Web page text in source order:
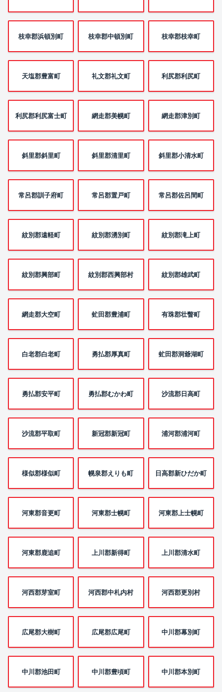
枝幸郡浜頓別町 枝幸郡中頓別町 枝幸郡枝幸町
天塩郡豊富町 礼文郡礼文町 利尻郡利尻町
利尻郡利尻富士町 網走郡美幌町 網走郡津別町
斜里郡斜里町 斜里郡清里町 斜里郡小清水町
常呂郡訓子府町 常呂郡置戸町 常呂郡佐呂間町
紋別郡遠軽町 紋別郡湧別町 紋別郡滝上町
紋別郡興部町 紋別郡西興部村 紋別郡雄武町
網走郡大空町 虻田郡豊浦町 有珠郡壮瞥町
白老郡白老町 勇払郡厚真町 虻田郡洞爺湖町
勇払郡安平町 勇払郡むかわ町 沙流郡日高町
沙流郡平取町 新冠郡新冠町 浦河郡浦河町
様似郡様似町 幌泉郡えりも町 日高郡新ひだか町
河東郡音更町 河東郡士幌町 河東郡上士幌町
河東郡鹿追町 上川郡新得町 上川郡清水町
河西郡芽室町 河西郡中札内村 河西郡更別村
広尾郡大樹町 広尾郡広尾町 中川郡幕別町
中川郡池田町 中川郡豊頃町 中川郡本別町